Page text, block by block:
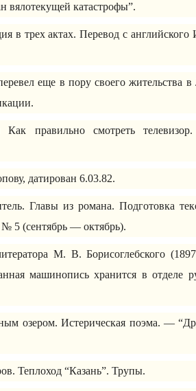
вялотекущей катастрофы”.
в трех актах. Перевод с
еще в пору своего жительства
правильно смотреть
датирован 6.03.82.
Главы из романа. Подготовка
5 (сентябрь — октябрь).
М. В. Борисоглебского
машинопись хранится в отделе
озером. Истерическая поэма. —
Теплоход “Казань”. Трупы.